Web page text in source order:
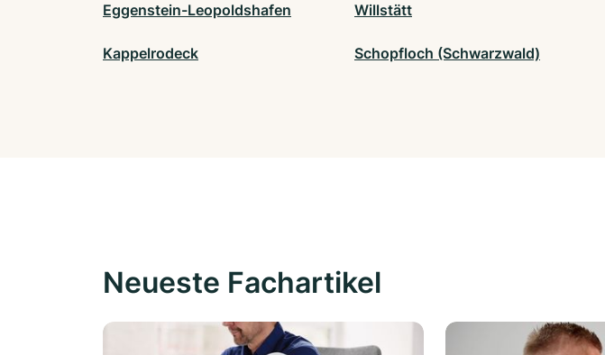
Eggenstein-Leopoldshafen Willstätt
Kappelrodeck Schopfloch (Schwarzwald)
Neueste Fachartikel